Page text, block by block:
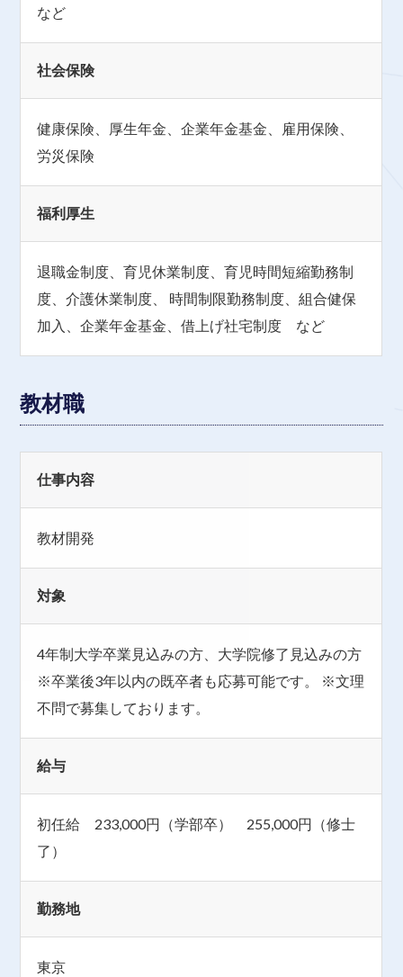
など
社会保険
健康保険、厚生年金、企業年金基金、雇用保険、
労災保険
福利厚生
退職金制度、育児休業制度、育児時間短縮勤務制
度、介護休業制度、
時間制限勤務制度、組合健保
加入、企業年金基金、借上げ社宅制度 など
教材職
仕事内容
教材開発
対象
4年制大学卒業見込みの方、大学院修了見込みの方
※卒業後3年以内の既卒者も応募可能です。 ※文理
不問で募集しております。
給与
初任給 233,000円（学部卒） 255,000円（修士
了）
勤務地
東京